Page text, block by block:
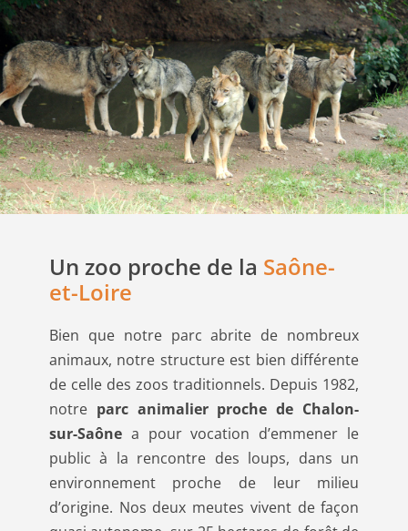
Un zoo proche de la Saône-
et-Loire
Bien que notre parc abrite de nombreux
animaux, notre structure est bien différente
de celle des zoos traditionnels. Depuis 1982,
notre parc animalier proche de Chalon-
sur-Saônea pour vocation d’emmener le
public à la rencontre des loups, dans un
environnement proche de leur milieu
d’origine. Nos deux meutes vivent de façon